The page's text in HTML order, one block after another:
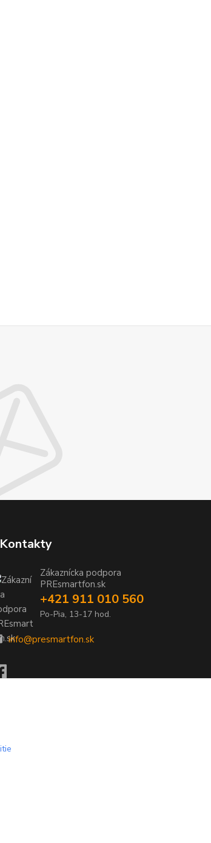
Kontakty
Zákaznícka podpora
PREsmartfon.sk
+421 911 010 560
Po-Pia, 13-17 hod.
info@presmartfon.sk